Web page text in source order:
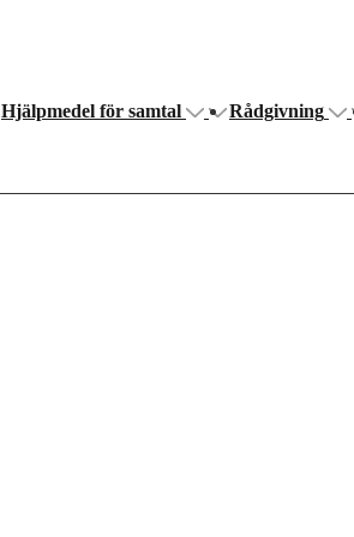
Hjälpmedel för samtal
Rådgivning